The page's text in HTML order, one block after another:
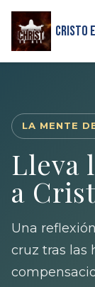
Cristo
LA MENTE
Lleva
a
Una
cruz tras las